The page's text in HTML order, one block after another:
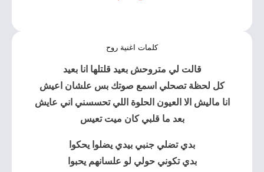
كلمات اغنية روح
قالت لي متروحش بعيد قلتلها انا بعيد
كل لحظة تصحلي اسمع صوتك بس علشان اعيش
انا ماليش الا العيون الحلوة اللي تحسسني اني عايش
بعد ما قلبي كان ميت تعيس
بدي تضلي جنبي بيدي يضلوا يحكوا
بدي تكوني حولي لو علسانهم يحبوا